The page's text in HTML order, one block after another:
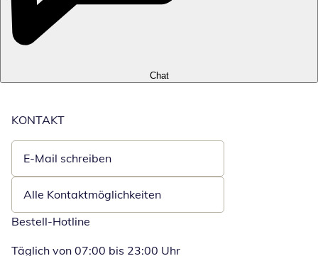
Chat
KONTAKT
E-Mail schreiben
Öffnet E-Mail-Client
Alle Kontaktmöglichkeiten
Bestell-Hotline
Täglich von 07:00 bis 23:00 Uhr